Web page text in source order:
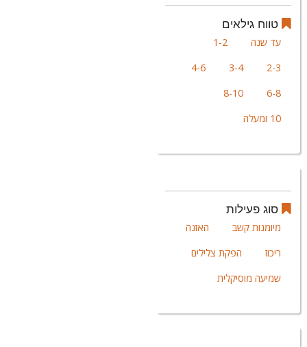
טווח גילאים
עד שנה
1-2
2-3
3-4
4-6
6-8
8-10
10 ומעלה
סוג פעילות
מיומנות קשב
האזנה
ריכוז
הפקת צלילים
שמיעה מוסיקלית